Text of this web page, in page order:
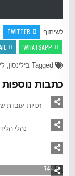
לשיתוף TWITTER
WHATSAPP
בילינסון,
כתבות
9047
זכויות עובדת
נהלי
744